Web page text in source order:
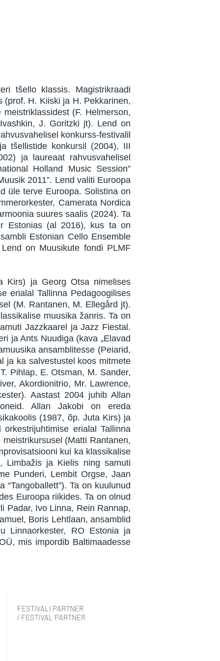
tšello klassis. Magistrikraadi
(prof. H. Kiiski ja H. Pekkarinen,
(F. Helmerson,
J. Goritzki jt). Lend on
konkurss-festivalil
tšellistide konkursil (2004), III
ja laureaat rahvusvahelisel
Holland Music Session”
2011”. Lend valiti Euroopa
üle terve Euroopa. Solistina on
Camerata Nordica
suures saalis (2024). Ta
Estonias (al 2016), kus ta on
Estonian Cello Ensemble
on Muusikute fondi PLMF
Kirs) ja Georg Otsa nimelises
erialal Tallinna Pedagoogilises
(M. Rantanen, M. Ellegård jt).
muusika žanris. Ta on
Jazzkaarel ja Jazz Fiestal.
ja Ants Nuudiga (kava „Elavad
ansamblitesse (Peiarid,
ja ka salvestustel koos mitmete
Pihlap, E. Otsman, M. Sander,
Akordionitrio, Mr. Lawrence,
Aastast 2004 juhib Allan
Allan Jakobi on ereda
(1987, õp. Juta Kirs) ja
erialal Tallinna
(Matti Rantanen,
kui ka klassikalise
Limbažis ja Kielis ning samuti
Punderi, Lembit Orgse, Jaan
Ta on kuulunud
Euroopa riikides. Ta on olnud
Padar, Ivo Linna, Rein Rannap,
Boris Lehtlaan, ansamblid
Linnaorkester, RO Estonia ja
mis impordib Baltimaadesse
FESTIVALI PARTNER
/ FESTIVAL PARTNER